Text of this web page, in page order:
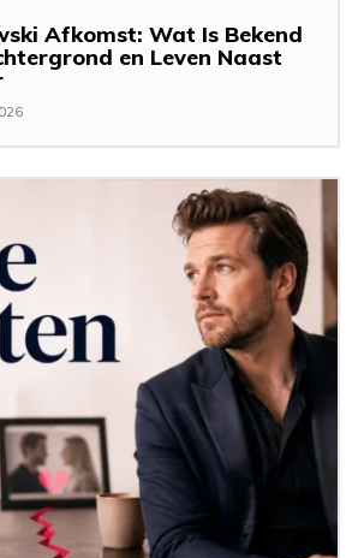
Afkomst: Wat Is Bekend
en Leven Naast